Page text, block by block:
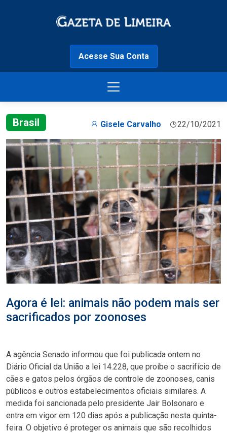
Acesse Sua Conta
Brasil Gisele Carvalho 22/10/2021
Agora é lei: animais não podem mais ser
sacrificados por zoonoses
A agência Senado informou que foi publicada ontem no
Diário Oficial da União a lei 14.228, que proíbe o sacrifício de
cães e gatos pelos órgãos de controle de zoonoses, canis
públicos e outros estabelecimentos oficiais similares. A
medida foi sancionada pelo presidente Jair Bolsonaro e
entra em vigor em 120 dias após a publicação nesta quinta-
feira. O objetivo é proteger os animais que são recolhidos